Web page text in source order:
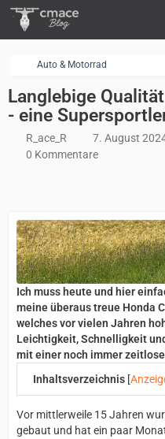
Auto & Motorrad
Langlebige
- eine
R_ace_R 7. August
0 Kommentare
Ich muss heute und hier
meine überaus treue Honda
welches vor vielen Jahren
Leichtigkeit, Schnelligkeit
mit einer noch immer
Inhaltsverzeichnis [
Vor mittlerweile 15 Jahren
gebaut und hat ein paar